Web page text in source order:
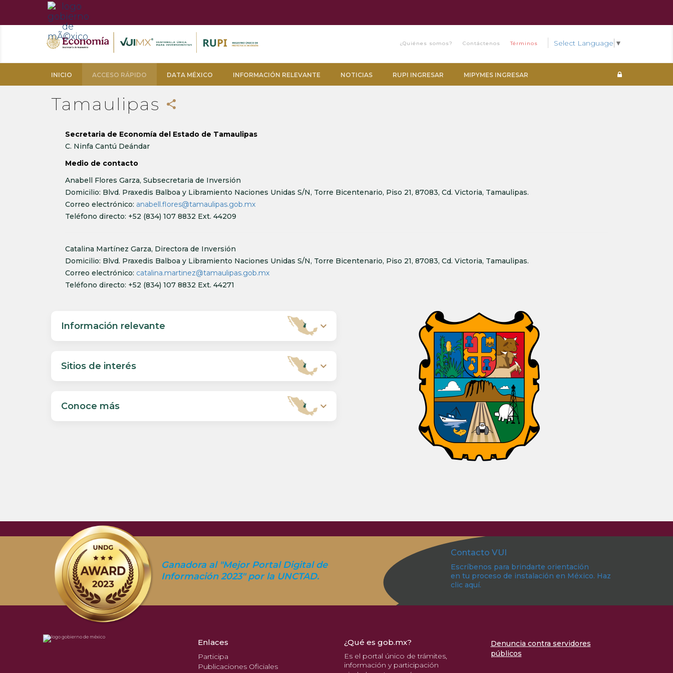
¿Quiénes somos? Contáctenos Términos Select Language ▼
INICIO ACCESO RÁPIDO DATA MÉXICO INFORMACIÓN RELEVANTE NOTICIAS RUPI INGRESAR MIPYMES INGRESAR
Tamaulipas share
Secretaria de Economía del Estado de Tamaulipas
C. Ninfa Cantú Deándar
Medio de contacto
Anabell Flores Garza, Subsecretaria de Inversión
Domicilio: Blvd. Praxedis Balboa y Libramiento Naciones Unidas S/N, Torre Bicentenario, Piso 21, 87083, Cd. Victoria, Tamaulipas.
Correo electrónico: anabell.flores@tamaulipas.gob.mx
Teléfono directo: +52 (834) 107 8832 Ext. 44209
Catalina Martínez Garza, Directora de Inversión
Domicilio: Blvd. Praxedis Balboa y Libramiento Naciones Unidas S/N, Torre Bicentenario, Piso 21, 87083, Cd. Victoria, Tamaulipas.
Correo electrónico: catalina.martinez@tamaulipas.gob.mx
Teléfono directo: +52 (834) 107 8832 Ext. 44271
Información relevante expand_more
Sitios de interés expand_more
Conoce más expand_more
Ganadora al "Mejor Portal Digital de
Información 2023" por la UNCTAD.
Contacto VUI
Escríbenos para brindarte orientación
en tu proceso de instalación en México. Haz
clic aquí.
Enlaces
Participa
Publicaciones Oficiales
¿Qué es gob.mx?
Es el portal único de trámites,
información y participación
Denuncia contra servidores
públicos